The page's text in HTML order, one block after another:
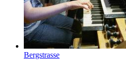
Bergstrasse